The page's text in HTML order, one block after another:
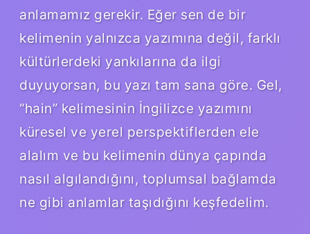
anlamamız gerekir. Eğer sen de bir
kelimenin yalnızca yazımına değil, farklı
kültürlerdeki yankılarına da ilgi
duyuyorsan, bu yazı tam sana göre. Gel,
“hain” kelimesinin İngilizce yazımını
küresel ve yerel perspektiflerden ele
alalım ve bu kelimenin dünya çapında
nasıl algılandığını, toplumsal bağlamda
ne gibi anlamlar taşıdığını keşfedelim.